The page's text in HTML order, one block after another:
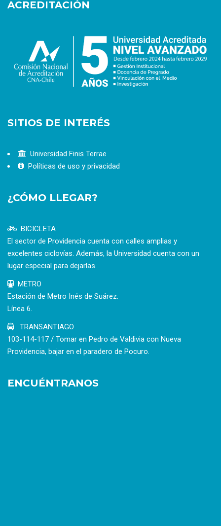
ACREDITACIÓN
SITIOS DE INTERÉS
Universidad Finis Terrae
Políticas de uso y privacidad
¿CÓMO LLEGAR?
BICICLETA
El sector de Providencia cuenta con calles amplias y
excelentes ciclovías. Además, la Universidad cuenta con un
lugar especial para dejarlas.
METRO
Estación de Metro Inés de Suárez.
Línea 6.
TRANSANTIAGO
103-114-117 / Tomar en Pedro de Valdivia con Nueva
Providencia, bajar en el paradero de Pocuro.
ENCUÉNTRANOS